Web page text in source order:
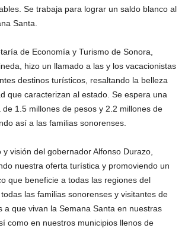
Se trabaja para lograr un saldo blanco al
Santa.
de Economía y Turismo de Sonora,
hizo un llamado a las y los vacacionistas
destinos turísticos, resaltando la belleza
que caracterizan al estado. Se espera una
1.5 millones de pesos y 2.2 millones de
así a las familias sonorenses.
y visión del gobernador Alfonso Durazo,
nuestra oferta turística y promoviendo un
que beneficie a todas las regiones del
las familias sonorenses y visitantes de
a que vivan la Semana Santa en nuestras
como en nuestros municipios llenos de